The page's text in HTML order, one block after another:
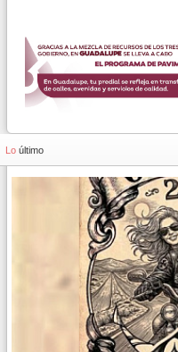
Lo último